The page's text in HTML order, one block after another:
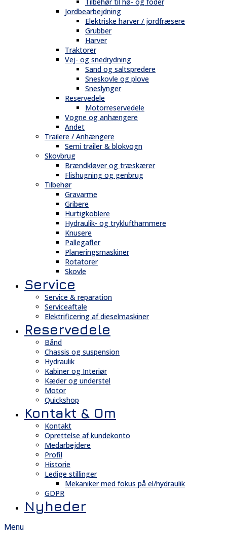
Jordbearbejdning
Elektriske harver / jordfræsere
Grubber
Harver
Traktorer
Vej- og snedrydning
Sand og saltspredere
Sneskovle og plove
Sneslynger
Reservedele
Motorreservedele
Vogne og anhængere
Andet
Trailere / Anhængere
Semi trailer & blokvogn
Skovbrug
Brændkløver og træskærer
Flishugning og genbrug
Tilbehør
Gravarme
Gribere
Hurtigkoblere
Hydraulik- og tryklufthammere
Knusere
Pallegafler
Planeringsmaskiner
Rotatorer
Skovle
Service
Service & reparation
Serviceaftale
Elektrificering af dieselmaskiner
Reservedele
Bånd
Chassis og suspension
Hydraulik
Kabiner og Interiør
Kæder og understel
Motor
Quickshop
Kontakt & Om
Kontakt
Oprettelse af kundekonto
Medarbejdere
Profil
Historie
Ledige stillinger
Mekaniker med fokus på el/hydraulik
GDPR
Nyheder
Menu